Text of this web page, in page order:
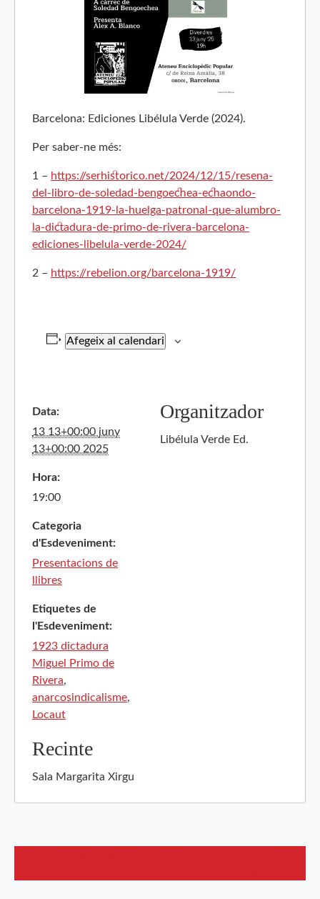
Barcelona: Ediciones Libélula Verde (2024).
Per saber-ne més:
1 – https://serhistorico.net/2024/12/15/resena-
del-libro-de-soledad-bengoechea-echaondo-
barcelona-1919-la-huelga-patronal-que-alumbro-
la-dictadura-de-primo-de-rivera-barcelona-
ediciones-libelula-verde-2024/
2 – https://rebelion.org/barcelona-1919/
Afegeix al calendari
Data:
13 13+00:00 juny
13+00:00 2025
Hora:
19:00
Categoria
d'Esdeveniment:
Presentacions de
llibres
Etiquetes de
l'Esdeveniment:
1923 dictadura
Miguel Primo de
Rivera,
anarcosindicalisme,
Locaut
Recinte
Sala Margarita Xirgu
Organitzador
Libélula Verde Ed.